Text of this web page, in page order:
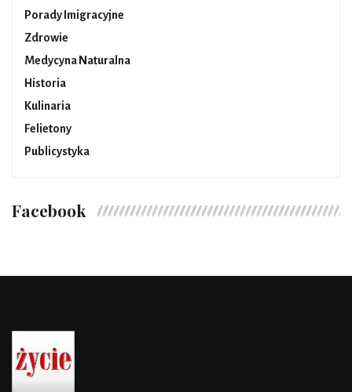
Porady Imigracyjne
Zdrowie
Medycyna Naturalna
Historia
Kulinaria
Felietony
Publicystyka
Facebook